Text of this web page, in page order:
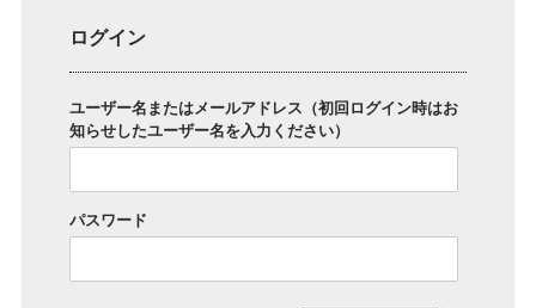
ログイン
ユーザー名またはメールアドレス（初回ログイン時はお
知らせしたユーザー名を入力ください）
パスワード